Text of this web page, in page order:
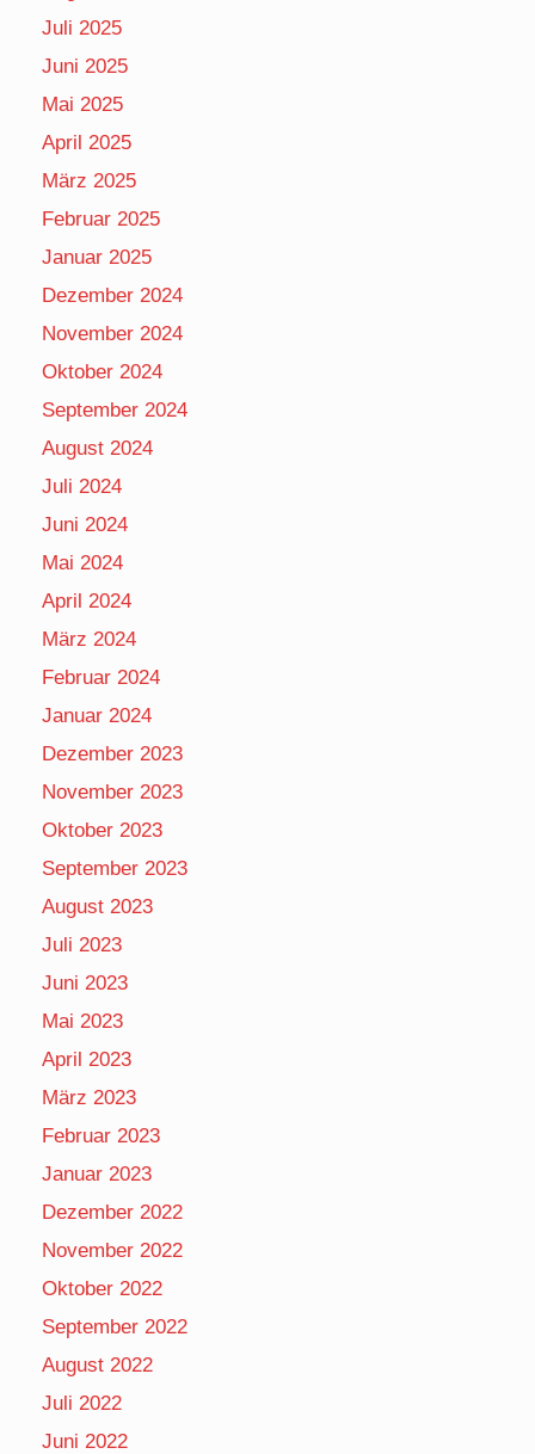
Juli 2025
Juni 2025
Mai 2025
April 2025
März 2025
Februar 2025
Januar 2025
Dezember 2024
November 2024
Oktober 2024
September 2024
August 2024
Juli 2024
Juni 2024
Mai 2024
April 2024
März 2024
Februar 2024
Januar 2024
Dezember 2023
November 2023
Oktober 2023
September 2023
August 2023
Juli 2023
Juni 2023
Mai 2023
April 2023
März 2023
Februar 2023
Januar 2023
Dezember 2022
November 2022
Oktober 2022
September 2022
August 2022
Juli 2022
Juni 2022